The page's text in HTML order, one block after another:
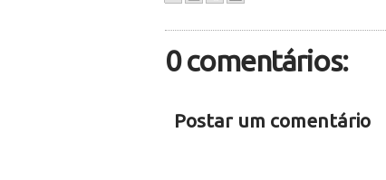
0 comentários:
Postar um comentário